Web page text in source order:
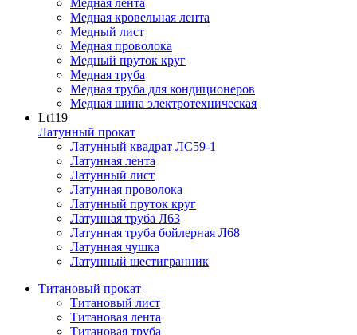
Медная лента
Медная кровельная лента
Медный лист
Медная проволока
Медный пруток круг
Медная труба
Медная труба для кондиционеров
Медная шина электротехническая
Lt119
Латунный прокат
Латунный квадрат ЛС59-1
Латунная лента
Латунный лист
Латунная проволока
Латунный пруток круг
Латунная труба Л63
Латунная труба бойлерная Л68
Латунная чушка
Латунный шестигранник
Титановый прокат
Титановый лист
Титановая лента
Титановая труба